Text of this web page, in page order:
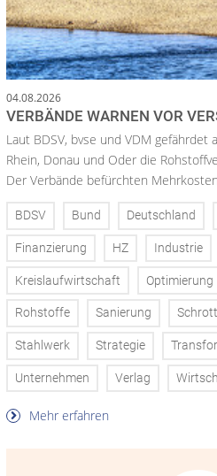
04.08.2026
VERBÄNDE WARNEN VOR
Laut BDSV, bvse und VDM gefährdet
Rhein, Donau und Oder die
Der Verbände befürchten
BDSV Bund Deutschland
Finanzierung HZ Industrie
Kreislaufwirtschaft Optimierung
Rohstoffe Sanierung Schrott
Stahlwerk Strategie
Unternehmen Verlag
Mehr erfahren